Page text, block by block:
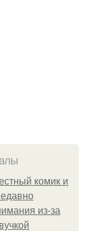
комик и
из-за